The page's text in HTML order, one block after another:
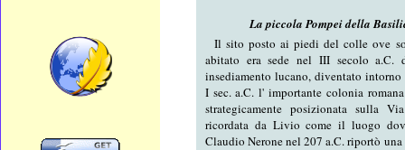
La piccola Pompei della
Il sito posto ai piedi del colle ove
abitato era sede nel III secolo a.C.
insediamento lucano, diventato
I sec. a.C. l' importante colonia
strategicamente posizionata sulla
ricordata da Livio come il luogo
Claudio Nerone nel 207 a.C. riportò